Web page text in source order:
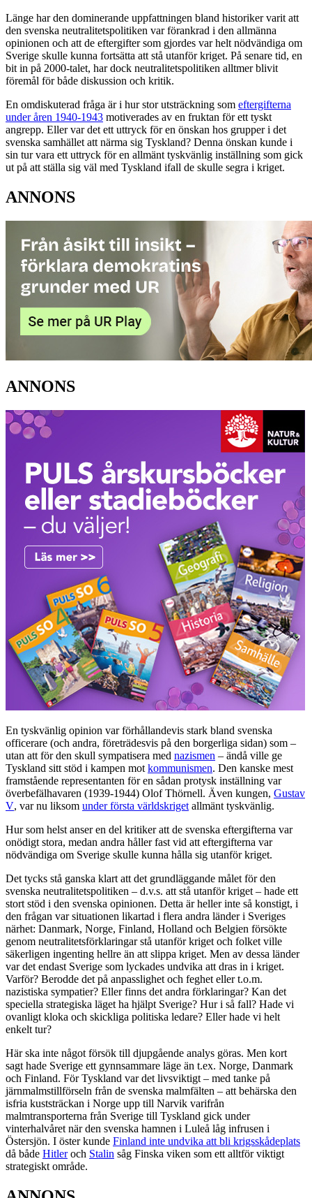
Länge har den dominerande uppfattningen bland historiker varit att
den svenska neutralitetspolitiken var förankrad i den allmänna
opinionen och att de eftergifter som gjordes var helt nödvändiga om
Sverige skulle kunna fortsätta att stå utanför kriget. På senare tid, en
bit in på 2000-talet, har dock neutralitetspolitiken alltmer blivit
föremål för både diskussion och kritik.
En omdiskuterad fråga är i hur stor utsträckning som eftergifterna
under åren 1940-1943 motiverades av en fruktan för ett tyskt
angrepp. Eller var det ett uttryck för en önskan hos grupper i det
svenska samhället att närma sig Tyskland? Denna önskan kunde i
sin tur vara ett uttryck för en allmänt tyskvänlig inställning som gick
ut på att ställa sig väl med Tyskland ifall de skulle segra i kriget.
ANNONS
ANNONS
En tyskvänlig opinion var förhållandevis stark bland svenska
officerare (och andra, företrädesvis på den borgerliga sidan) som –
utan att för den skull sympatisera med nazismen – ändå ville ge
Tyskland sitt stöd i kampen mot kommunismen. Den kanske mest
framstående representanten för en sådan protysk inställning var
överbefälhavaren (1939-1944) Olof Thörnell. Även kungen, Gustav
V, var nu liksom under första världskriget allmänt tyskvänlig.
Hur som helst anser en del kritiker att de svenska eftergifterna var
onödigt stora, medan andra håller fast vid att eftergifterna var
nödvändiga om Sverige skulle kunna hålla sig utanför kriget.
Det tycks stå ganska klart att det grundläggande målet för den
svenska neutralitetspolitiken – d.v.s. att stå utanför kriget – hade ett
stort stöd i den svenska opinionen. Detta är heller inte så konstigt, i
den frågan var situationen likartad i flera andra länder i Sveriges
närhet: Danmark, Norge, Finland, Holland och Belgien försökte
genom neutralitetsförklaringar stå utanför kriget och folket ville
säkerligen ingenting hellre än att slippa kriget. Men av dessa länder
var det endast Sverige som lyckades undvika att dras in i kriget.
Varför? Berodde det på anpasslighet och feghet eller t.o.m.
nazistiska sympatier? Eller finns det andra förklaringar? Kan det
speciella strategiska läget ha hjälpt Sverige? Hur i så fall? Hade vi
ovanligt kloka och skickliga politiska ledare? Eller hade vi helt
enkelt tur?
Här ska inte något försök till djupgående analys göras. Men kort
sagt hade Sverige ett gynnsammare läge än t.ex. Norge, Danmark
och Finland. För Tyskland var det livsviktigt – med tanke på
järnmalmstillförseln från de svenska malmfälten – att behärska den
isfria kuststräckan i Norge upp till Narvik varifrån
malmtransporterna från Sverige till Tyskland gick under
vinterhalvåret när den svenska hamnen i Luleå låg infrusen i
Östersjön. I öster kunde Finland inte undvika att bli krigsskådeplats
då både Hitleroch Stalin såg Finska viken som ett alltför viktigt
strategiskt område.